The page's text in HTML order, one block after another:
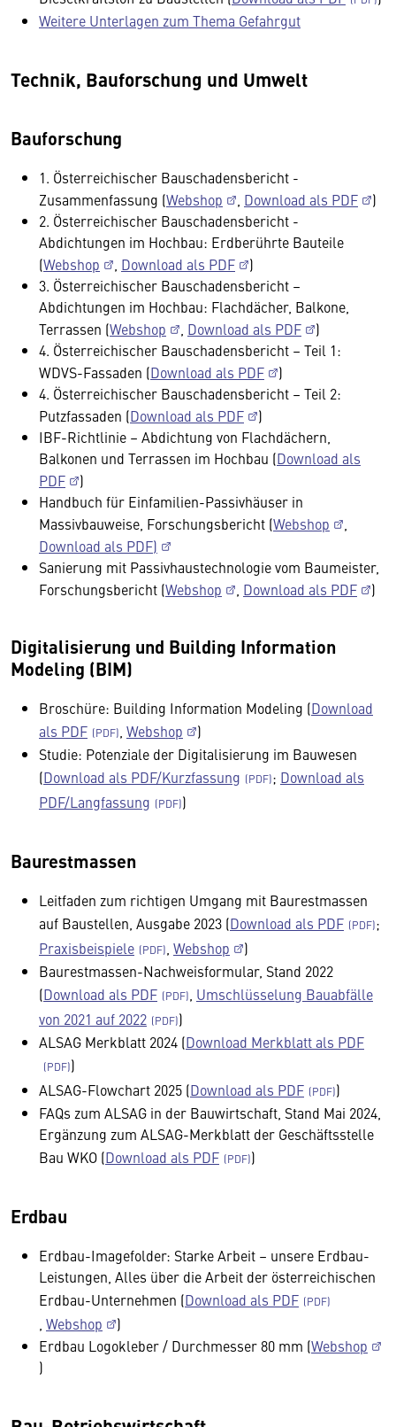
Weitere Unterlagen zum Thema Gefahrgut
Technik, Bauforschung und Umwelt
Bauforschung
1. Österreichischer Bauschadensbericht -
Zusammenfassung (Webshop Download als PDF
)
2. Österreichischer Bauschadensbericht -
Abdichtungen im Hochbau: Erdberührte Bauteile
(Webshop Download als PDF
)
3. Österreichischer Bauschadensbericht –
Abdichtungen im Hochbau: Flachdächer, Balkone,
Terrassen (Webshop Download als PDF
)
4. Österreichischer Bauschadensbericht – Teil 1:
WDVS-Fassaden (Download als PDF
)
4. Österreichischer Bauschadensbericht – Teil 2:
Putzfassaden (Download als PDF
)
IBF-Richtlinie – Abdichtung von Flachdächern,
Balkonen und Terrassen im Hochbau (Download als
PDF
)
Handbuch für Einfamilien-Passivhäuser in
Massivbauweise, Forschungsbericht (Webshop
Download als PDF)
Sanierung mit Passivhaustechnologie vom Baumeister,
Forschungsbericht (Webshop Download als PDF )
Digitalisierung und Building Information
Modeling (BIM)
Broschüre: Building Information Modeling (Download
als PDF
Webshop
)
Studie: Potenziale der Digitalisierung im Bauwesen
(Download als PDF/Kurzfassung ; Download als
PDF/Langfassung
)
Baurestmassen
Leitfaden zum richtigen Umgang mit Baurestmassen
auf Baustellen, Ausgabe 2023 (Download als PDF
;
Praxisbeispiele
Webshop
)
Baurestmassen-Nachweisformular, Stand 2022
(Download als PDF
Umschlüsselung Bauabfälle
von 2021 auf 2022
)
ALSAG Merkblatt 2024 (Download Merkblatt als PDF
)
ALSAG-Flowchart 2025 (Download als PDF
)
FAQs zum ALSAG in der Bauwirtschaft, Stand Mai 2024,
Ergänzung zum ALSAG-Merkblatt der Geschäftsstelle
Bau WKO (Download als PDF )
Erdbau
Erdbau-Imagefolder: Starke Arbeit – unsere Erdbau-
Leistungen, Alles über die Arbeit der österreichischen
Erdbau-Unternehmen (Download als PDF
Webshop
)
Erdbau Logokleber / Durchmesser 80 mm (Webshop
)